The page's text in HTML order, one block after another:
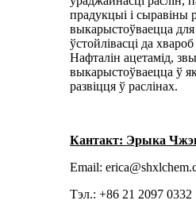
прадукцыі і сыравіны
выкарыстоўваецца
ўстойлівасці да
Нафталін ацетамід,
выкарыстоўваецца ў
развіцця ў раслінах.
Кантакт: Эрыка
Email:
Тэл.: +86 21 2097 0332